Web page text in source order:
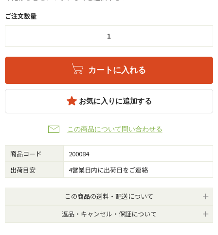
ご注文数量
カートに入れる
お気に入りに追加する
この商品について問い合わせる
商品コード
200084
出荷目安
4営業日内に出荷日をご連絡
この商品の送料・配送について
返品・キャンセル・保証について